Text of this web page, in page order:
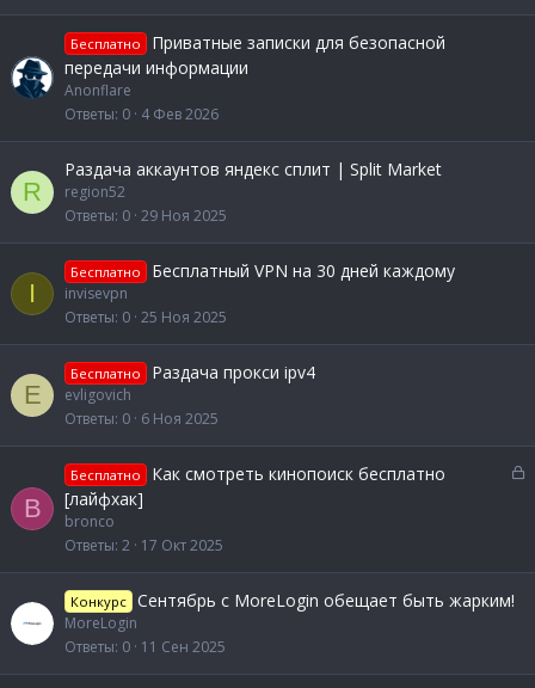
Бесплатно
Приватные записки для безопасной
передачи информации
Anonflare
Ответы 0 4 Фев 2026
R
Раздача аккаунтов яндекс сплит | Split Market
region52
Ответы 0 29 Ноя 2025
I
Бесплатно Бесплатный VPN на 30 дней каждому
invisevpn
Ответы 0 25 Ноя 2025
E
Бесплатно Раздача прокси ipv4
evligovich
Ответы 0 6 Ноя 2025
B
З
Бесплатно
Как смотреть кинопоиск бесплатно
[лайфхак]
bronco
Ответы 2 17 Окт 2025
Конкурс Сентябрь с MoreLogin обещает быть жарким!
MoreLogin
Ответы 0 11 Сен 2025